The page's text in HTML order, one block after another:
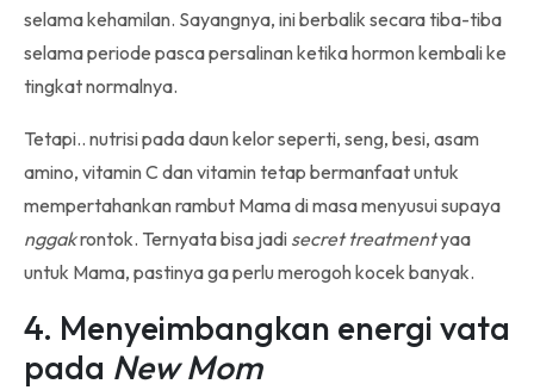
selama kehamilan. Sayangnya, ini berbalik secara tiba-tiba
selama periode pasca persalinan ketika hormon kembali ke
tingkat normalnya.
Tetapi.. nutrisi pada daun kelor seperti, seng, besi, asam
amino, vitamin C dan vitamin tetap bermanfaat untuk
mempertahankan rambut Mama di masa menyusui supaya
nggakrontok. Ternyata bisa jadi secret treatmentyaa
untuk Mama, pastinya ga perlu merogoh kocek banyak.
4. Menyeimbangkan energi vata
pada New Mom